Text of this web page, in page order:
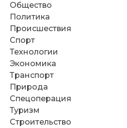
Общество
Политика
Происшествия
Спорт
Технологии
Экономика
Транспорт
Природа
Спецоперация
Туризм
Строительство